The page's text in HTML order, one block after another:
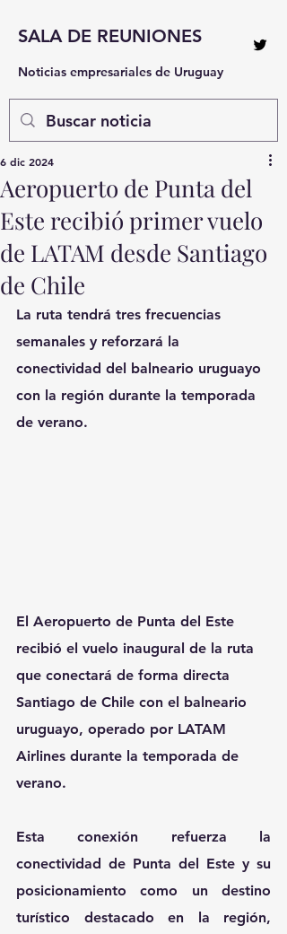
SALA DE REUNIONES
Noticias empresariales de Uruguay
Aeropuerto de Punta del
Este recibió primer vuelo
de LATAM desde Santiago
de Chile
6 dic 2024
La ruta tendrá tres frecuencias
semanales y reforzará la
conectividad del balneario uruguayo
con la región durante la temporada
de verano.
El Aeropuerto de Punta del Este
recibió el vuelo inaugural de la ruta
que conectará de forma directa
Santiago de Chile con el balneario
uruguayo, operado por LATAM
Airlines durante la temporada de
verano.
Esta conexión refuerza la
conectividad de Punta del Este y su
posicionamiento como un destino
turístico destacado en la región,